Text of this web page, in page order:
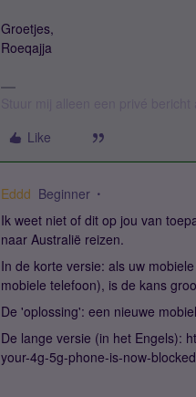
Groetjes,
Roeqajja
Like
Eddd Beginner
Ik weet niet of dit op jou van
naar Australië reizen.
In de korte versie: als uw
mobiele telefoon), is de kans
De 'oplossing': een nieuwe
De lange versie (in het Engels):
your-4g-5g-phone-is-now-